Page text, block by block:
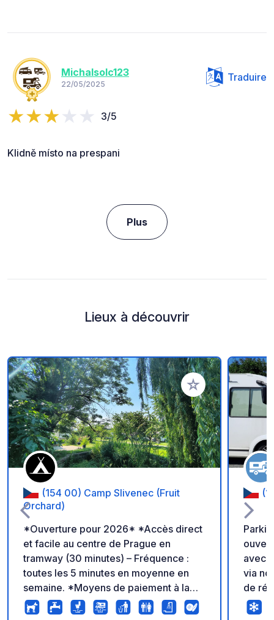
Michalsolc123
22/05/2025
Traduire
3/5
Klidně místo na prespani
Plus
Lieux à découvrir
Ajouter à vos
(154 00) Camp Slivenec (Fruit
Orchard)
*Ouverture pour 2026* *Accès direct
et facile au centre de Prague en
tramway (30 minutes) – Fréquence :
toutes les 5 minutes en moyenne en
semaine. *Moyens de paiement à la
réception : VISA, Mastercard, Google
Pay, Apple Pay, QR code en EUR ou
avec
via
de